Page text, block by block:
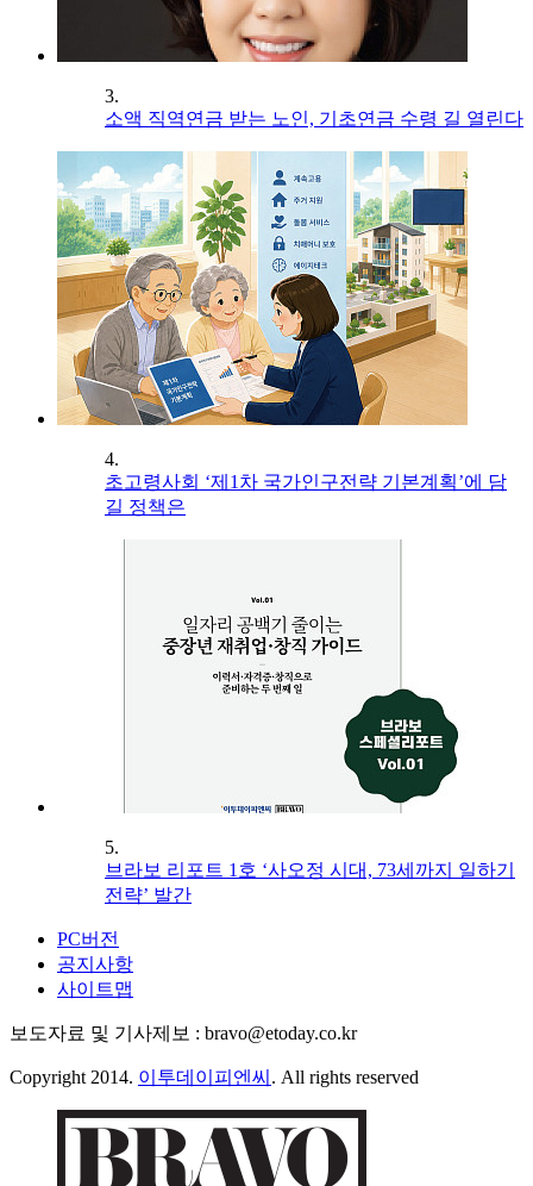
3.
소액 직역연금 받는 노인, 기초연금 수령 길 열린다
4.
초고령사회 ‘제1차 국가인구전략 기본계획’에 담
길 정책은
5.
브라보 리포트 1호 ‘사오정 시대, 73세까지 일하기
전략’ 발간
PC버전
공지사항
사이트맵
보도자료 및 기사제보 : bravo@etoday.co.kr
Copyright 2014. 이투데이피엔씨 . All rights reserved